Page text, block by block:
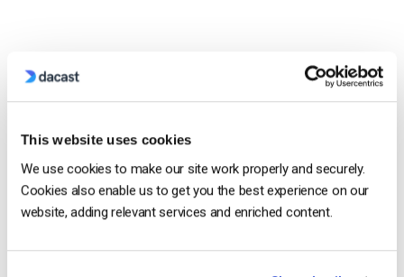
This website uses cookies
We use cookies to make our site work properly and securely.
Cookies also enable us to get you the best experience on our
website, adding relevant services and enriched content.
at Dacast. She also has vast experience in
customer service/engagement and is
passionate about digital technologies.